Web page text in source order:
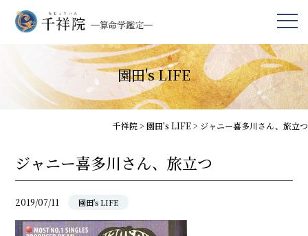
園田's LIFE
千祥院> 園田's LIFE> ジャニー喜多川さん、旅立つ
ジャニー喜多川さん、旅立つ
2019/07/11 園田's LIFE